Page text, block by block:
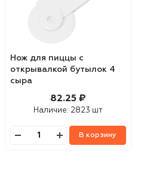
Нож для пиццы с
открывалкой бутылок 4
сыра
82.25 ₽
Наличие: 2823 шт
В корзину